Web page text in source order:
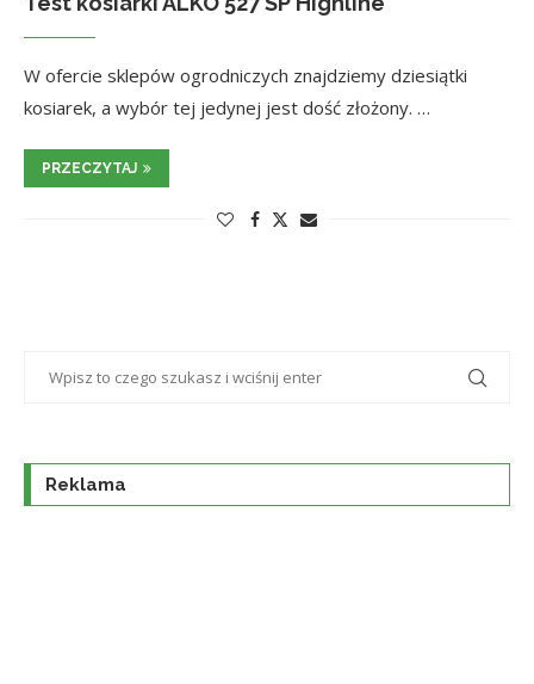
W ofercie sklepów ogrodniczych znajdziemy dziesiątki
kosiarek, a wybór tej jedynej jest dość złożony. …
PRZECZYTAJ
Reklama